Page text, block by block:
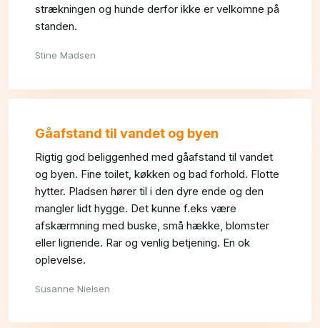
strækningen og hunde derfor ikke er velkomne på
standen.
Stine Madsen​
Gåafstand til vandet og byen
Rigtig god beliggenhed med gåafstand til vandet
og byen. Fine toilet, køkken og bad forhold. Flotte
hytter. Pladsen hører til i den dyre ende og den
mangler lidt hygge. Det kunne f.eks være
afskærmning med buske, små hække, blomster
eller lignende. Rar og venlig betjening. En ok
oplevelse.
Susanne Nielsen